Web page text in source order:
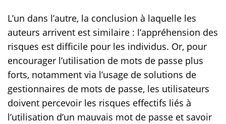
L’un dans l’autre, la conclusion à laquelle les
auteurs arrivent est similaire : l’appréhension des
risques est difficile pour les individus. Or, pour
encourager l’utilisation de mots de passe plus
forts, notamment via l’usage de solutions de
gestionnaires de mots de passe, les utilisateurs
doivent percevoir les risques effectifs liés à
l’utilisation d’un mauvais mot de passe et savoir